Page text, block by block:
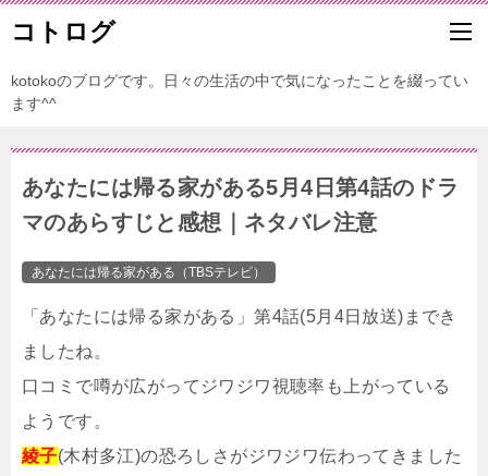
コトログ
kotokoのブログです。日々の生活の中で気になったことを綴ってい
ます^^
あなたには帰る家がある5月4日第4話のドラ
マのあらすじと感想｜ネタバレ注意
あなたには帰る家がある（TBSテレビ）
「あなたには帰る家がある」第4話(5月4日放送)までき
ましたね。
口コミで噂が広がってジワジワ視聴率も上がっている
ようです。
綾子(木村多江)の恐ろしさがジワジワ伝わってきました